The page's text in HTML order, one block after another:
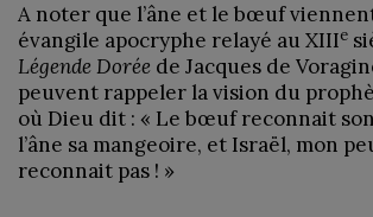
A noter que l’âne et le bœuf
évangile apocryphe relayé au XIIIe
Légende Dorée de Jacques de
peuvent rappeler la vision du
où Dieu dit : « Le bœuf reconnait
l’âne sa mangeoire, et Israël, mon
reconnait pas ! »